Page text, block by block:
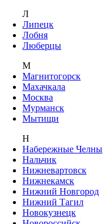
Л
Липецк
Лобня
Люберцы
М
Магнитогорск
Махачкала
Москва
Мурманск
Мытищи
Н
Набережные Челны
Нальчик
Нижневартовск
Нижнекамск
Нижний Новгород
Нижний Тагил
Новокузнецк